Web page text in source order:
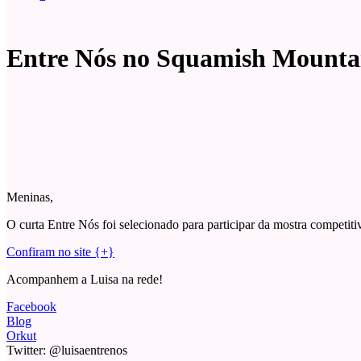
Entre Nós no Squamish
Meninas,
O curta Entre Nós foi selecionado para participar da mostra
Confiram no site {+}
Acompanhem a Luisa na rede!
Facebook
Blog
Orkut
Twitter: @luisaentrenos